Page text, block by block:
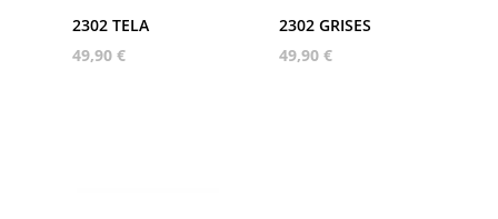
2302 TELA
49,90 €
2302 GRISES
49,90€